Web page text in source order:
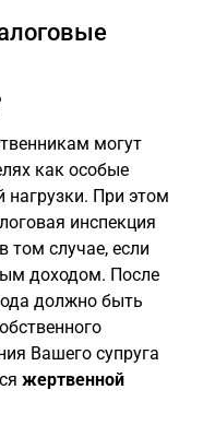
могут
как особые
нагрузки. При этом
инспекция
том случае, если
доходом. После
должно быть
Вашего супруга
жертвенной